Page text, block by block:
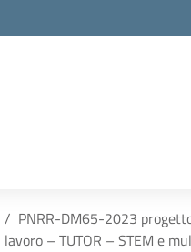
PNRR-DM65-2023
lavoro – TUTOR – STEM e